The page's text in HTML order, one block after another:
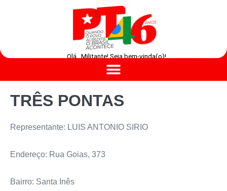
Olá , Militante! Seja bem-vinda(o)!
TRÊS PONTAS
Representante: LUIS ANTONIO SIRIO
Endereço: Rua Goias, 373
Bairro: Santa Inês